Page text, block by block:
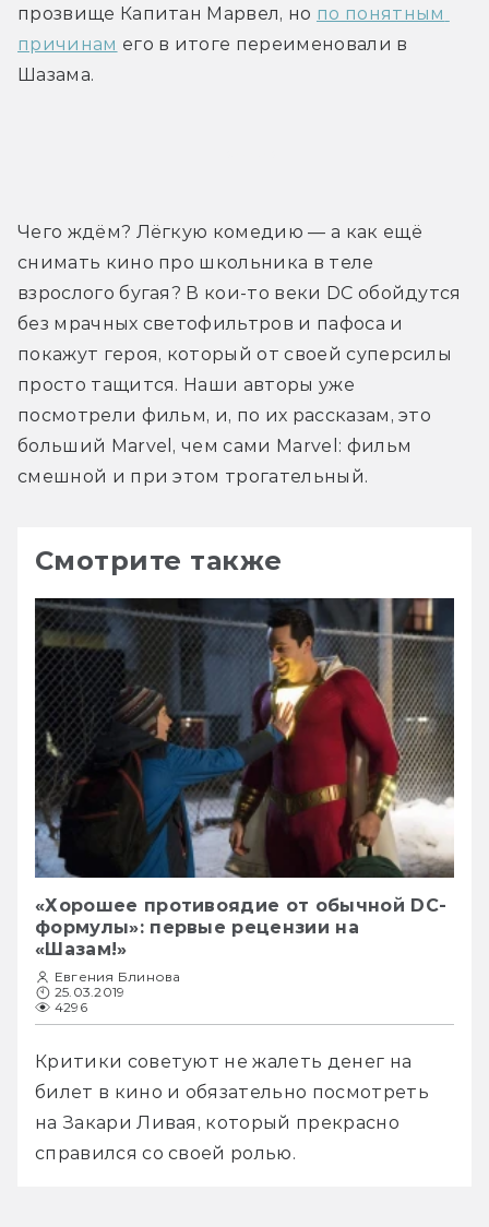
прозвище Капитан Марвел, но по понятным
причинам его в итоге переименовали в
Шазама.
Чего ждём? Лёгкую комедию — а как ещё
снимать кино про школьника в теле
взрослого бугая? В кои-то веки DC обойдутся
без мрачных светофильтров и пафоса и
покажут героя, который от своей суперсилы
просто тащится. Наши авторы уже
посмотрели фильм, и, по их рассказам, это
больший Marvel, чем сами Marvel: фильм
смешной и при этом трогательный.
Смотрите также
«Хорошее противоядие от обычной DC-
формулы»: первые рецензии на
«Шазам!»
Евгения Блинова
25.03.2019
4296
Критики советуют не жалеть денег на
билет в кино и обязательно посмотреть
на Закари Ливая, который прекрасно
справился со своей ролью.